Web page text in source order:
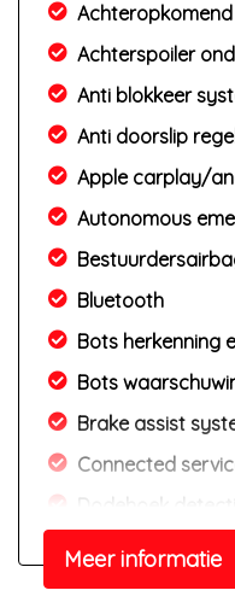
Achterspoiler
Anti blokkeer
Anti doorslip
Apple carplay/
Autonomous
Bluetooth
Bots herkenning
Bots
Brake assist
Connected
Dodehoek detectie
Draadloze
Elektrisch
Meer informatie